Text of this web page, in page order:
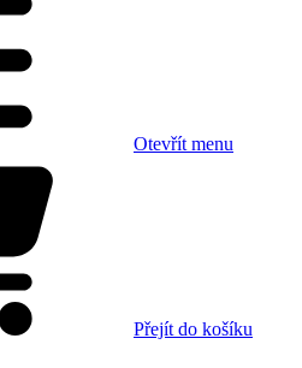
Otevřít menu
Přejít do košíku